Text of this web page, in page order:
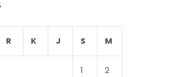
R K J S M
1 2